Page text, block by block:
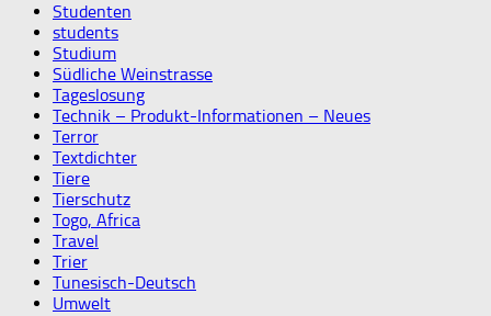
Studenten
students
Studium
Südliche Weinstrasse
Tageslosung
Technik – Produkt-Informationen – Neues
Terror
Textdichter
Tiere
Tierschutz
Togo, Africa
Travel
Trier
Tunesisch-Deutsch
Umwelt